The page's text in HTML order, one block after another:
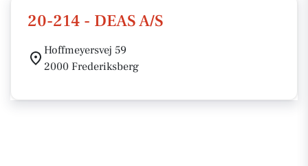
20-214 - DEAS A/S
Hoffmeyersvej 59
2000 Frederiksberg